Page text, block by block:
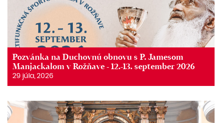
Pozvánka na Duchovnú obnovu s P. Jamesom
Manjackalom v Rožňave - 12.-13. september 2026
29 júla, 2026